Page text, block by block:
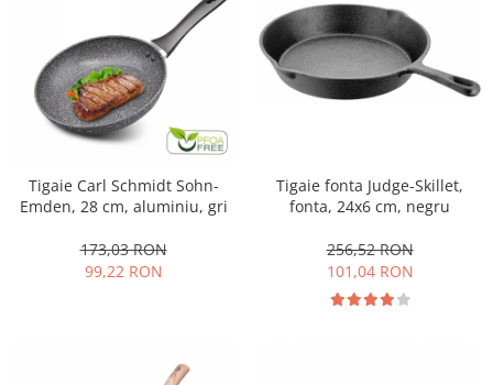
Tigaie Carl Schmidt Sohn-
Emden, 28 cm, aluminiu, gri
173,03 RON
99,22 RON
Tigaie fonta Judge-Skillet,
fonta, 24x6 cm, negru
256,52 RON
101,04 RON